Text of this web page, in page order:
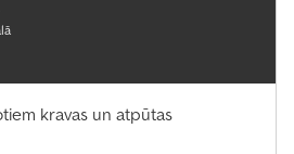
kravas un atpūtas